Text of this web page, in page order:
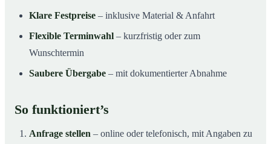
Klare Festpreise – inklusive Material & Anfahrt
Flexible Terminwahl – kurzfristig oder zum
Wunschtermin
Saubere Übergabe – mit dokumentierter Abnahme
So funktioniert’s
Anfrage stellen – online oder telefonisch, mit Angaben zu